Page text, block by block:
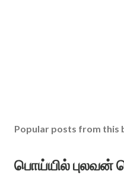
Popular posts from this
பொய்யில்